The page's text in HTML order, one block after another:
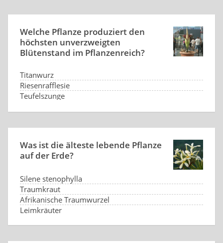
Welche Pflanze produziert den
höchsten unverzweigten
Blütenstand im Pflanzenreich?
Titanwurz
Riesenrafflesie
Teufelszunge
Was ist die älteste lebende Pflanze
auf der Erde?
Silene stenophylla
Traumkraut
Afrikanische Traumwurzel
Leimkräuter